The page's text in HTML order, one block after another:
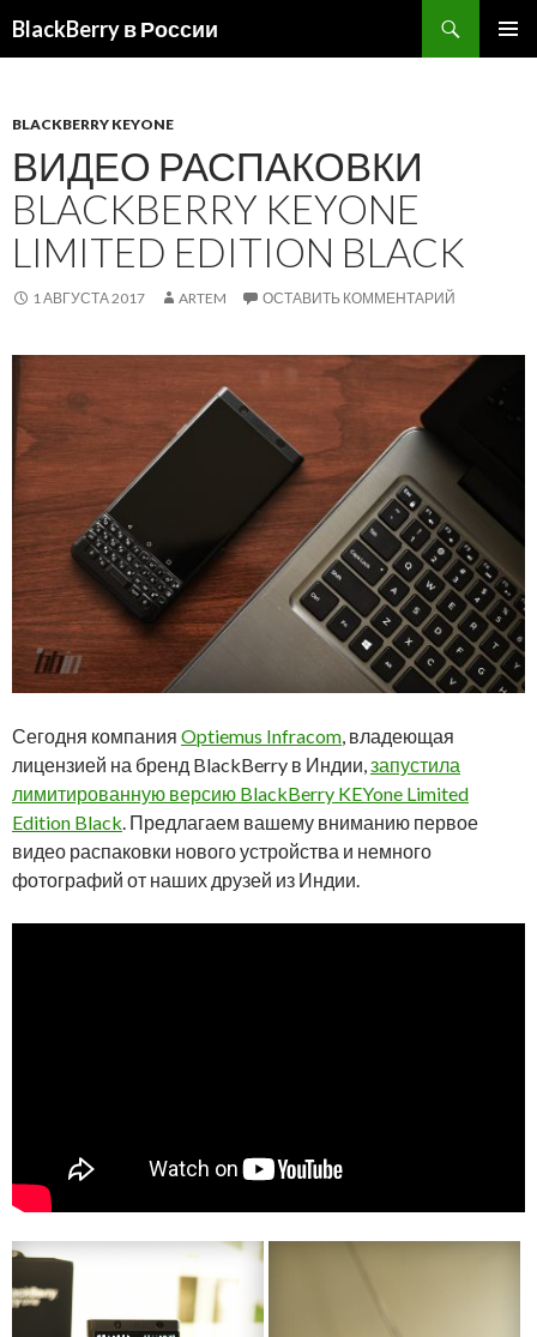
BlackBerry в России
BLACKBERRY KEYONE
ВИДЕО РАСПАКОВКИ
BLACKBERRY KEYONE
LIMITED EDITION BLACK
1 АВГУСТА 2017 ARTEM ОСТАВИТЬ КОММЕНТАРИЙ
Сегодня компания Optiemus Infracom, владеющая
лицензией на бренд BlackBerry в Индии,запустила
лимитированную версию BlackBerry KEYone Limited
Edition Black. Предлагаем вашему вниманию первое
видео распаковки нового устройства и немного
фотографий от наших друзей из Индии.